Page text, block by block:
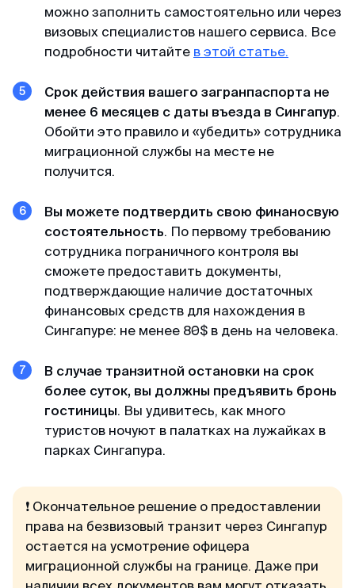
MyVisaWorld помогали нам с оформлением
визы в Сингапур. Процесс подачи документов
прошел очень быстро и без каких-либо
оперативно и поделился очень подробной
инструкцией для сбора документов и
подготовки фотографий. И вот через 3 дня
визы были готовы! После обращения в
MyVisaWorld однозначно остались только
приятные впечатления!
Александр
Отзыв с ВКонтакте · 2025
В кратчайшие сроки
Делали визу в феврале 2025. Виза была
получена в течении 3х дней. За 2 дня до
въезда, нам прислали заполненные карты
прибытия При въезде в Сингапур в марте
никаких проблем не было, прошли контроль за
2 мин. Большое спасибо MyVisa.World.
Вжух — и готово
Очень оперативные и приятные ребята.
Сделали визу в Японию, запросив у меня
можно заполнить самостоятельно или через
визовых специалистов нашего сервиса. Все
подробности читайте в этой статье.
Срок действия вашего загранпаспорта не
менее 6 месяцев с даты въезда в Сингапур.
Обойти это правило и «убедить» сотрудника
миграционной службы на месте не
получится.
Вы можете подтвердить свою финаносвую
состоятельность. По первому требованию
сотрудника пограничного контроля вы
сможете предоставить документы,
подтверждающие наличие достаточных
финансовых средств для нахождения в
Сингапуре: не менее 80$ в день на человека.
В случае транзитной остановки на срок
более суток, вы должны предъявить бронь
гостиницы. Вы удивитесь, как много
туристов ночуют в палатках на лужайках в
парках Сингапура.
❗ Окончательное решение о предоставлении
права на безвизовый транзит через Сингапур
остается на усмотрение офицера
миграционной службы на границе. Даже при